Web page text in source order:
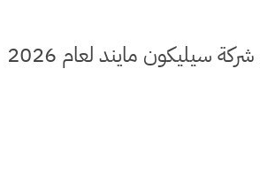
برنامج التدريب الصيفي من شركة سيليكون مايند لعام 2026